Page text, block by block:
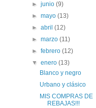
►junio(9)
►mayo(13)
►abril(12)
►marzo(11)
►febrero(12)
▼enero(13)
Blanco y negro
Urbano y clásico
MIS COMPRAS DE
REBAJAS!!!